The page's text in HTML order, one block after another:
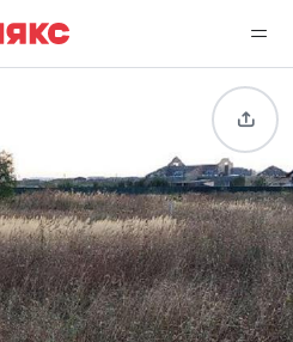
Сравнение
0 объявлений
Услуги